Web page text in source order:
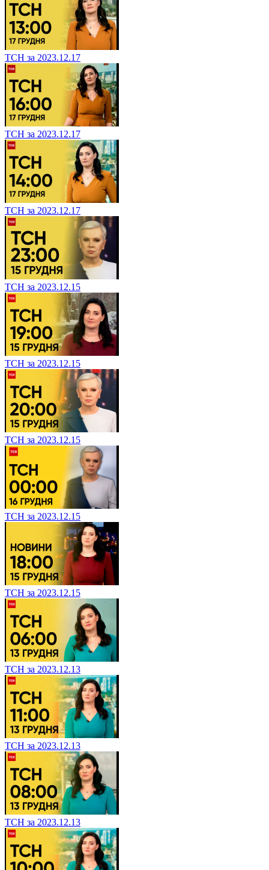
ТСН за 2023.12.17
ТСН за 2023.12.17
ТСН за 2023.12.17
ТСН за 2023.12.15
ТСН за 2023.12.15
ТСН за 2023.12.15
ТСН за 2023.12.15
ТСН за 2023.12.15
ТСН за 2023.12.13
ТСН за 2023.12.13
ТСН за 2023.12.13